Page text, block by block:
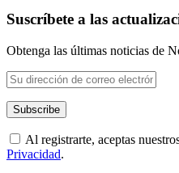
Suscríbete a las
Obtenga las últimas noticias de
Al registrarte, aceptas
Privacidad.